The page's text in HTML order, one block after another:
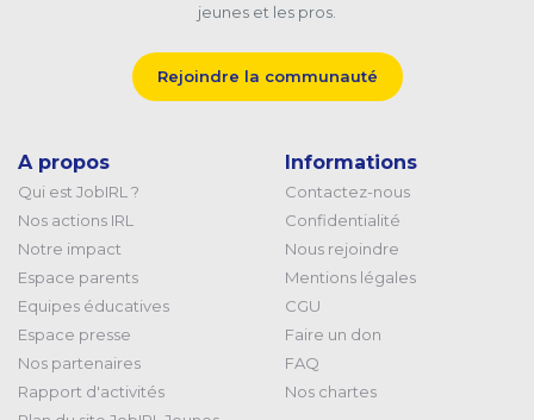
jeunes et les pros.
Rejoindre la communauté
A propos
Qui est JobIRL ?
Nos actions IRL
Notre impact
Espace parents
Equipes éducatives
Espace presse
Nos partenaires
Rapport d'activités
Informations
Contactez-nous
Confidentialité
Nous rejoindre
Mentions légales
CGU
Faire un don
FAQ
Nos chartes